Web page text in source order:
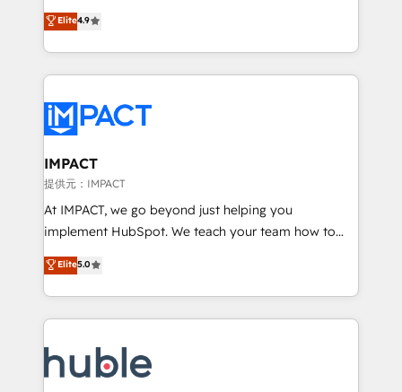
team of 100+ experts is ready for you! Driving digital
growth | www.brightdigital.com
Simple pay-as-you-go plans that accelerate value...
1️⃣ Set Up | Onboarding New or Check-fixing existing
HubSpot portals 2️⃣ Scale Up | 100% HubSpot Task
Execution... Global 24/7 ... All Experts 3️⃣ Integrate |
Slash months from your API Integration project... ⬅️
Click "Contact Business" ⬅️ to access 150+ Kickstart
Integration templates that put HubSpot in the center
of your tech stack, syncing... 🛍️ Shopify or
WooCommerce 💲 Stripe or Paypal 💰 Sage or
Netsuite 🤖 Google or Microsoft ✍️ DocuSign or
the rare Advanced "Custom Integrations"
Accreditation, securely sync data across... 🔄 any
new HubSpot portal with Advanced Website and
CRM Migrations using our in-house "HubScrub" Tool.
Elite4.9
IMPACT
提供元：IMPACT
At IMPACT, we go beyond just helping you
implement HubSpot. We teach your team how to
master it. As the creators of the Endless Customers
System™ (the next evolution of They Ask, You
Answer), we’re the only HubSpot partner built
entirely around coaching and training. That means
skills, processes, and internal team you need to
attract the right buyers, close deals faster, and grow
Elite5.0